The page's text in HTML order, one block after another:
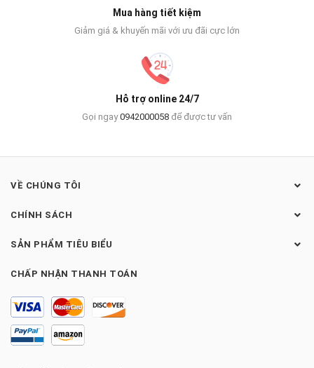
Mua hàng tiết kiệm
Giảm giá & khuyến mãi với ưu đãi cực lớn
Hỗ trợ online 24/7
Gọi ngay0942000058 để được tư vấn
VỀ CHÚNG TÔI
CHÍNH SÁCH
SẢN PHẨM TIÊU BIỂU
CHẤP NHẬN THANH TOÁN